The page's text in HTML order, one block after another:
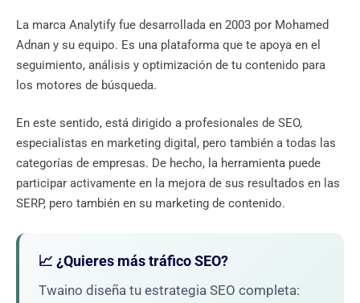
La marca Analytify fue desarrollada en 2003 por Mohamed
Adnan y su equipo. Es una plataforma que te apoya en el
seguimiento, análisis y optimización de tu contenido para
los motores de búsqueda.
En este sentido, está dirigido a profesionales de SEO,
especialistas en marketing digital, pero también a todas las
categorías de empresas. De hecho, la herramienta puede
participar activamente en la mejora de sus resultados en las
SERP, pero también en su marketing de contenido.
📈 ¿Quieres más tráfico SEO?
Twaino diseña tu estrategia SEO completa: